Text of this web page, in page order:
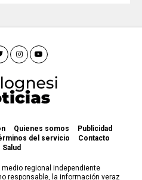
Quienes somos
Publicidad
del servicio
Contacto
Salud
regional independiente
responsable, la información veraz